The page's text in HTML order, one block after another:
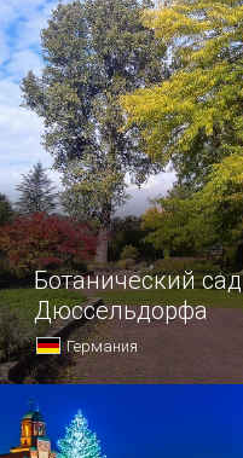
Ботанический сад
Дюссельдорфа
Германия
Ботанический сад
из излюбленных мест